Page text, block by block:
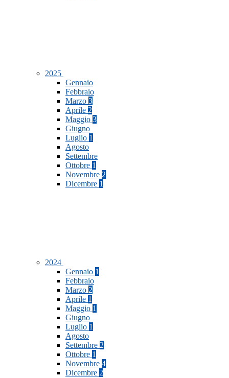
2025
Gennaio
Febbraio
Marzo 3
Aprile 2
Maggio 3
Giugno
Luglio 1
Agosto
Settembre
Ottobre 1
Novembre 2
Dicembre 1
2024
Gennaio 1
Febbraio
Marzo 2
Aprile 1
Maggio 1
Giugno
Luglio 1
Agosto
Settembre 2
Ottobre 1
Novembre 4
Dicembre 2